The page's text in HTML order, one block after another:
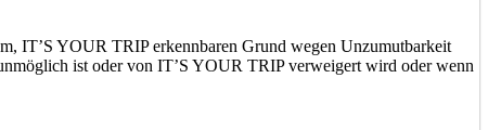
IT’S YOUR TRIP erkennbaren Grund wegen Unzumutbarkeit
ist oder von IT’S YOUR TRIP verweigert wird oder wenn